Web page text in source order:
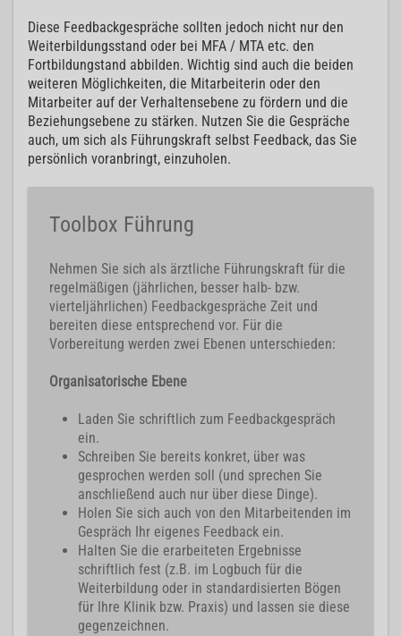
Diese Feedbackgespräche sollten jedoch nicht nur den
Weiterbildungsstand oder bei MFA / MTA etc. den
Fortbildungstand abbilden. Wichtig sind auch die beiden
weiteren Möglichkeiten, die Mitarbeiterin oder den
Mitarbeiter auf der Verhaltensebene zu fördern und die
Beziehungsebene zu stärken. Nutzen Sie die Gespräche
auch, um sich als Führungskraft selbst Feedback, das Sie
persönlich voranbringt, einzuholen.
Toolbox Führung
Nehmen Sie sich als ärztliche Führungskraft für die
regelmäßigen (jährlichen, besser halb- bzw.
vierteljährlichen) Feedbackgespräche Zeit und
bereiten diese entsprechend vor. Für die
Vorbereitung werden zwei Ebenen unterschieden:
Organisatorische Ebene
Laden Sie schriftlich zum Feedbackgespräch
ein.
Schreiben Sie bereits konkret, über was
gesprochen werden soll (und sprechen Sie
anschließend auch nur über diese Dinge).
Holen Sie sich auch von den Mitarbeitenden im
Gespräch Ihr eigenes Feedback ein.
Halten Sie die erarbeiteten Ergebnisse
schriftlich fest (z.B. im Logbuch für die
Weiterbildung oder in standardisierten Bögen
für Ihre Klinik bzw. Praxis) und lassen sie diese
gegenzeichnen.